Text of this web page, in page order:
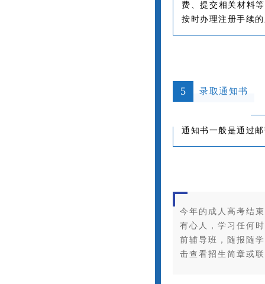
费、提交相关材料
按时办理注册手续
5 录取通知书
通知书一般是通过
今年的成人高考结
有心人，学习任何
前辅导班，随报随
击查看招生简章或